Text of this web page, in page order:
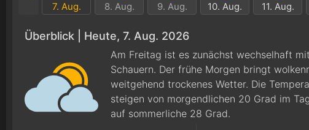
7. Aug. 8. Aug. 9. Aug. 10. Aug. 11. Aug.
Überblick | Heute, 7. Aug. 2026
Am Freitag ist es zunächst wechselhaft
Schauern. Der frühe Morgen bringt
weitgehend trockenes Wetter. Die
steigen von morgendlichen 20 Grad im
auf sommerliche 28 Grad.